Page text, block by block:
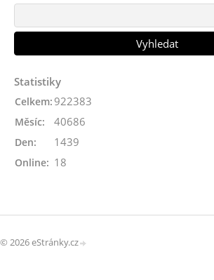
Statistiky
Online: 18
Celkem: 922383
Měsíc: 40686
Den: 1439
© 2026 eStránky.cz